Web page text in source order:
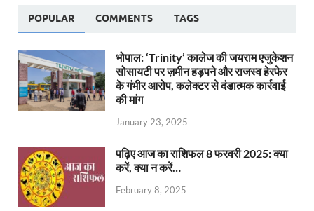
POPULAR COMMENTS TAGS
भोपाल: ‘Trinity’ कालेज की जयराम एजुकेशन
सोसायटी पर ज़मीन हड़पने और राजस्व हेरफेर
के गंभीर आरोप, कलेक्टर से दंडात्मक कार्रवाई
की मांग
January 23, 2025
पढ़िए आज का राशिफल 8 फरवरी 2025: क्या
करें, क्या न करें…
February 8, 2025